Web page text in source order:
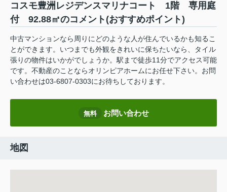
コスモ豊洲レジデンスマリナコート 1階 専用庭
付 92.88㎡のコメント(おすすめポイント)
中古マンションなら周りにどのような人が住んでいるかも知るこ
とができます。いつまでも外観をきれいに保ちたいなら、タイル
張りの物件はいかがでしょうか。駅まで徒歩11分でアクセス可能
です。不動産のことならオリンピアホームにお任せ下さい。お問
い合わせは03-6807-0303にお待ちしております。
無料 お問い合わせ
地図